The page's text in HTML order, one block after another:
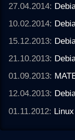
27.04.2014:
10.02.2014:
15.12.2013:
21.10.2013:
01.09.2013:
12.04.2013:
01.11.2012: